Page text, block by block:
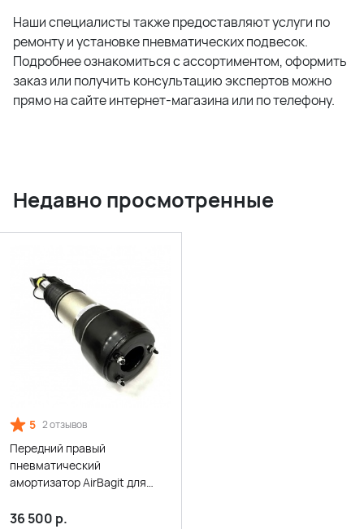
Наши специалисты также предоставляют услуги по
ремонту и установке пневматических подвесок.
Подробнее ознакомиться с ассортиментом, оформить
заказ или получить консультацию экспертов можно
прямо на сайте интернет-магазина или по телефону.
Недавно просмотренные
5 2 отзывов
Передний правый
пневматический
амортизатор AirBagit для
задний привод
36 500 р.